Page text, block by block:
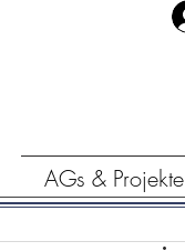
AGs & Projekte